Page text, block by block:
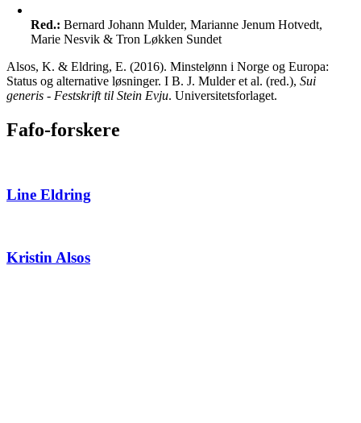
Red.: Bernard Johann Mulder, Marianne Jenum Hotvedt,
Marie Nesvik & Tron Løkken Sundet
Alsos, K. & Eldring, E. (2016). Minstelønn i Norge og Europa:
Status og alternative løsninger. I B. J. Mulder et al. (red.), Sui
generis - Festskrift til Stein Evju. Universitetsforlaget.
Fafo-forskere
Line Eldring
Kristin Alsos